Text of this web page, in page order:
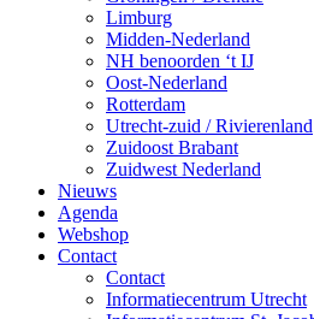
Limburg
Midden-Nederland
NH benoorden ‘t IJ
Oost-Nederland
Rotterdam
Utrecht-zuid / Rivierenland
Zuidoost Brabant
Zuidwest Nederland
Nieuws
Agenda
Webshop
Contact
Contact
Informatiecentrum Utrecht